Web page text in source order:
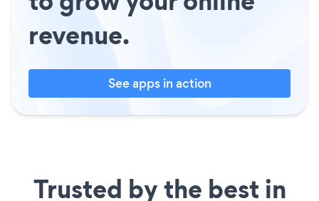
revenue.
See apps in action
Trusted by the best in